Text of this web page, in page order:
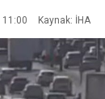
11:00 Kaynak: İHA